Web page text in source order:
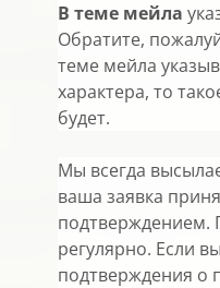
В теме мейла
Обратите,
теме мейла
характера, то
будет.
Мы всегда
ваша заявка
подтверждением.
регулярно. Если
подтверждения о